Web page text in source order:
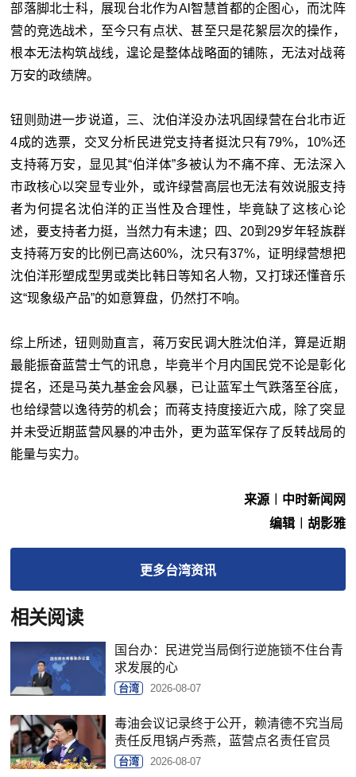
部落脚北士科，展现台北作为Al智慧首都的企图心，而沈阵
营的竞选战术，至今只有点状、甚至只是花絮层次的操作，
根本无法构筑战线，遑论是整体战略面的铺陈，无法对战蒋
万安的政绩牌。
钮则勋进一步说道，三、沈伯洋没办法巩固绿营在台北市近
4成的选票，交叉分析民进党支持者挺沈只有79%，10%还
支持蒋万安，显见其“伯洋体”多被认为不痛不痒、无法深入
市政核心以突显专业外，或许绿营高层也无法有效说服支持
者为何提名沈伯洋的正当性及合理性，毕竟缺了这核心论
述，要支持者力挺，当然力有未逮；四、20到29岁年轻族群
支持蒋万安的比例已高达60%，沈只有37%，证明绿营想把
沈伯洋形塑成型男或类比韩日等知名人物，又打球还懂音乐
这“现象级产品”的如意算盘，仍然打不响。
综上所述，钮则勋直言，蒋万安民调大胜沈伯洋，算是近期
最能振奋蓝营士气的讯息，毕竟半个月内国民党不论是彰化
提名，还是马英九基金会风暴，已让蓝军土气跌落至谷底，
也给绿营以逸待劳的机会；而蒋支持度接近六成，除了突显
并未受近期蓝营风暴的冲击外，更为蓝军保存了反转战局的
能量与实力。
来源︱中时新闻网
编辑︱胡影雅
更多台湾资讯
相关阅读
国台办：民进党当局倒行逆施锁不住台青
求发展的心
台湾 2026-08-07
毒油会议记录终于公开，赖清德不究当局
责任反甩锅卢秀燕，蓝营点名责任官员
台湾 2026-08-07